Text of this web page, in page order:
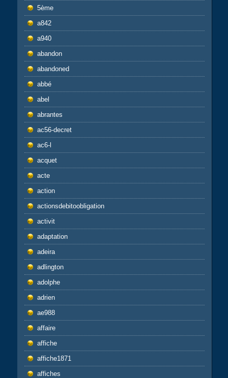
5ème
a842
a940
abandon
abandoned
abbé
abel
abrantes
ac56-decret
ac6-l
acquet
acte
action
actionsdebitoobligation
activit
adaptation
adeira
adlington
adolphe
adrien
ae988
affaire
affiche
affiche1871
affiches